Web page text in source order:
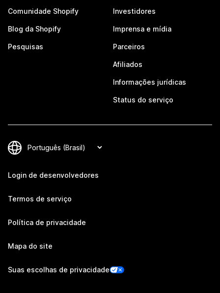
Comunidade Shopify
Blog da Shopify
Pesquisas
Investidores
Imprensa e mídia
Parceiros
Afiliados
Informações jurídicas
Status do serviço
Login de desenvolvedores
Termos de serviço
Política de privacidade
Mapa do site
Suas escolhas de privacidade